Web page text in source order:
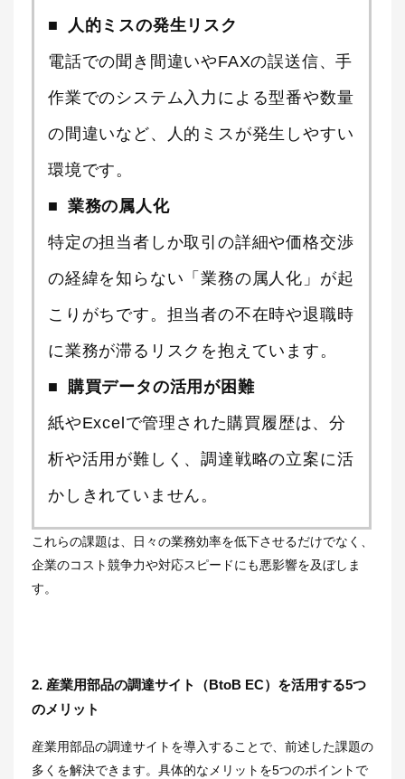
人的ミスの発生リスク
電話での聞き間違いやFAXの誤送信、手
作業でのシステム入力による型番や数量
の間違いなど、人的ミスが発生しやすい
環境です。
業務の属人化
特定の担当者しか取引の詳細や価格交渉
の経緯を知らない「業務の属人化」が起
こりがちです。担当者の不在時や退職時
に業務が滞るリスクを抱えています。
購買データの活用が困難
紙やExcelで管理された購買履歴は、分
析や活用が難しく、調達戦略の立案に活
かしきれていません。
これらの課題は、日々の業務効率を低下させるだけでなく、
企業のコスト競争力や対応スピードにも悪影響を及ぼしま
す。
2. 産業用部品の調達サイト（BtoB EC）を活用する5つ
のメリット
産業用部品の調達サイトを導入することで、前述した課題の
多くを解決できます。具体的なメリットを5つのポイントで